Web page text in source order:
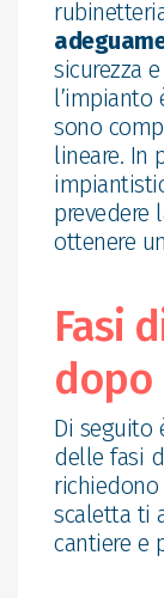
sicurezza
l’impianto
sono
lineare. In
prevedere
ottenere
Fasi
dopo
Di seguito
delle fasi
scaletta ti
cantiere e